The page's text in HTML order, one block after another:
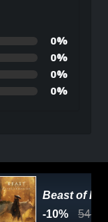
0%
0%
0%
0%